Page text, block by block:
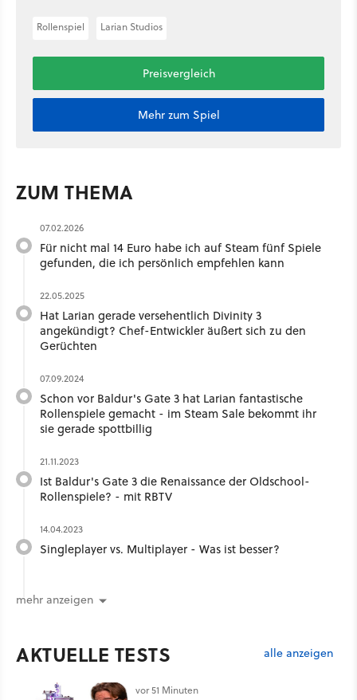
Rollenspiel Larian Studios
Preisvergleich
Mehr zum Spiel
ZUM THEMA
07.02.2026
Für nicht mal 14 Euro habe ich auf Steam fünf Spiele
gefunden, die ich persönlich empfehlen kann
22.05.2025
Hat Larian gerade versehentlich Divinity 3
angekündigt? Chef-Entwickler äußert sich zu den
Gerüchten
07.09.2024
Schon vor Baldur's Gate 3 hat Larian fantastische
Rollenspiele gemacht - im Steam Sale bekommt ihr
sie gerade spottbillig
21.11.2023
Ist Baldur's Gate 3 die Renaissance der Oldschool-
Rollenspiele? - mit RBTV
14.04.2023
Singleplayer vs. Multiplayer - Was ist besser?
mehr anzeigen
AKTUELLE TESTS alle anzeigen
vor 51 Minuten